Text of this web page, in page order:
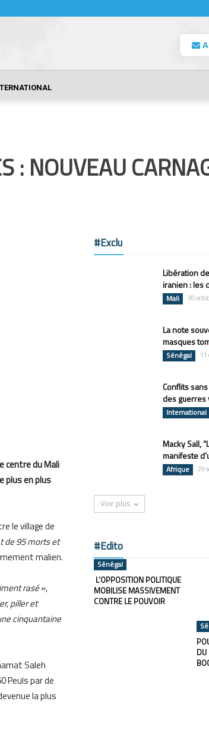
: NOUVEAU
centre du Mali
plus en plus
le village de
de 95 morts et
malien.
rasé»,
piller et
cinquantaine
Saleh
Peuls par de
la plus
#Exclu
Libération
iranien : les
Mali 30
La note
masques
Sénégal 11
Conflits
des guerres
International
Macky Sall,
manifeste
Afrique 29
Voir plus
#Edito
Sénégal
L’OPPOSITION POLITIQUE
MOBILISE MASSIVEMENT
CONTRE LE POUVOIR
DU